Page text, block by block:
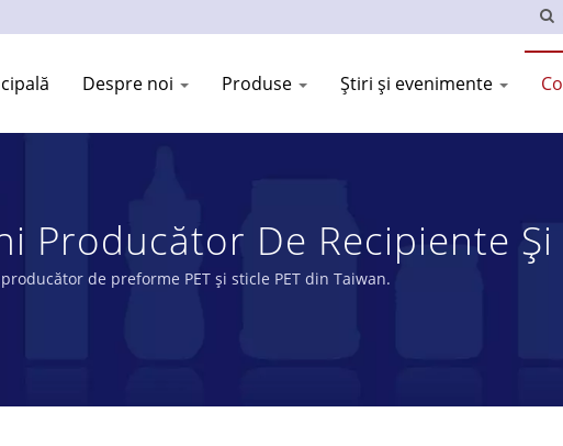
Despre noi Produse Știri și evenimente
Producător De Recipiente
INDUSTRY CO., LTD.
de preforme PET și sticle PET din Taiwan.